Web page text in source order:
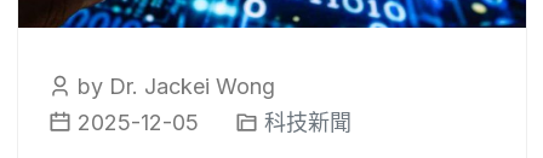
by Dr. Jackei Wong
2025-12-05
科技新聞